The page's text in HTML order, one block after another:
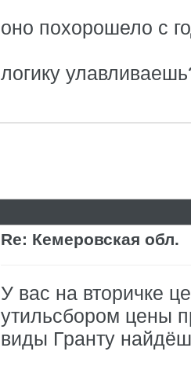
оно похорошело с
логику
Re: Кемеровская обл.
У вас на вторичке
утильсбором цены
виды Гранту